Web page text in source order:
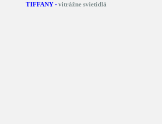
TIFFANY - vitrážne svietidlá